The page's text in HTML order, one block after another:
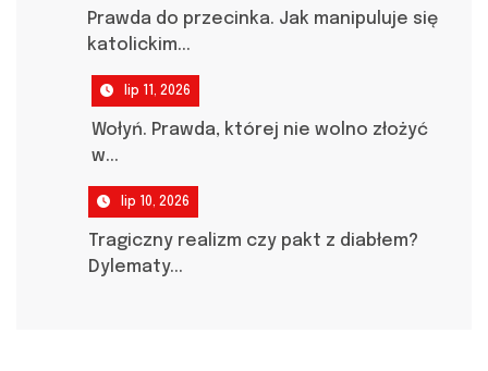
Prawda do przecinka. Jak manipuluje się
katolickim...
lip 11, 2026
Wołyń. Prawda, której nie wolno złożyć
w...
lip 10, 2026
Tragiczny realizm czy pakt z diabłem?
Dylematy...